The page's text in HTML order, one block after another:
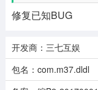
修复已知BUG
开发商：三七互娱
包名：com.m37.dldl